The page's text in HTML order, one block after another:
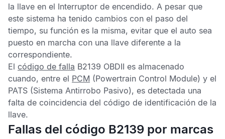
la llave en el Interruptor de encendido. A pesar que
este sistema ha tenido cambios con el paso del
tiempo, su función es la misma, evitar que el auto sea
puesto en marcha con una llave diferente a la
correspondiente.
El código de falla B2139 OBDII es almacenado
cuando, entre el PCM (Powertrain Control Module) y el
PATS (Sistema Antirrobo Pasivo), es detectada una
falta de coincidencia del código de identificación de la
llave.
Fallas del código B2139 por marcas